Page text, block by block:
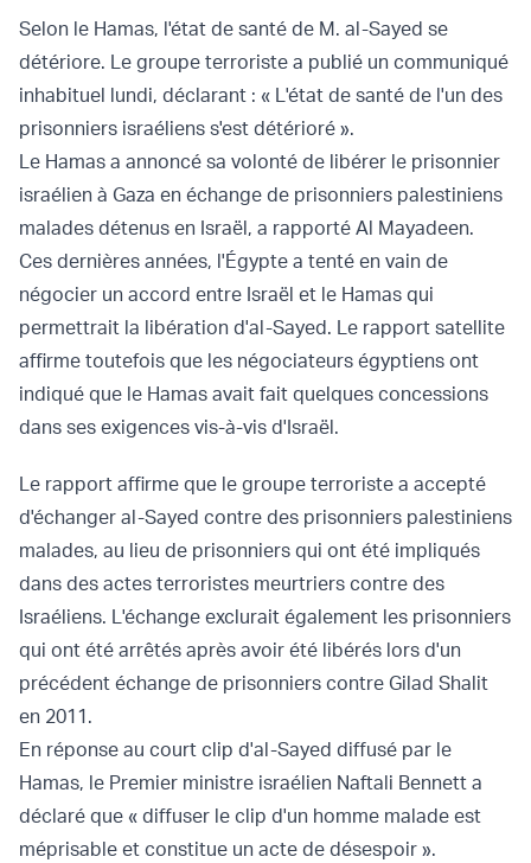
Selon le Hamas, l'état de santé de M. al-Sayed se
détériore. Le groupe terroriste a publié un communiqué
inhabituel lundi, déclarant : « L'état de santé de l'un des
prisonniers israéliens s'est détérioré ».
Le Hamas a annoncé sa volonté de libérer le prisonnier
israélien à Gaza en échange de prisonniers palestiniens
malades détenus en Israël, a rapporté Al Mayadeen.
Ces dernières années, l'Égypte a tenté en vain de
négocier un accord entre Israël et le Hamas qui
permettrait la libération d'al-Sayed. Le rapport satellite
affirme toutefois que les négociateurs égyptiens ont
indiqué que le Hamas avait fait quelques concessions
dans ses exigences vis-à-vis d'Israël.
Le rapport affirme que le groupe terroriste a accepté
d'échanger al-Sayed contre des prisonniers palestiniens
malades, au lieu de prisonniers qui ont été impliqués
dans des actes terroristes meurtriers contre des
Israéliens. L'échange exclurait également les prisonniers
qui ont été arrêtés après avoir été libérés lors d'un
précédent échange de prisonniers contre Gilad Shalit
en 2011.
En réponse au court clip d'al-Sayed diffusé par le
Hamas, le Premier ministre israélien Naftali Bennett a
déclaré que « diffuser le clip d'un homme malade est
méprisable et constitue un acte de désespoir ».